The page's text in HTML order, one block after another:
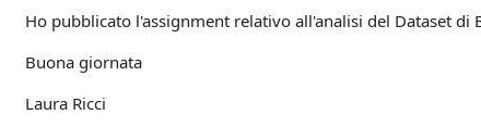
Ho pubblicato l'assignment relativo all'analisi del Dataset
Buona giornata
Laura Ricci